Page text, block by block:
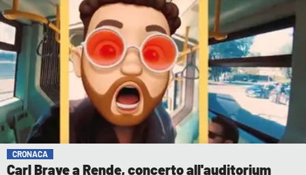
CRONACA
Carl Brave a Rende, concerto all'auditorium